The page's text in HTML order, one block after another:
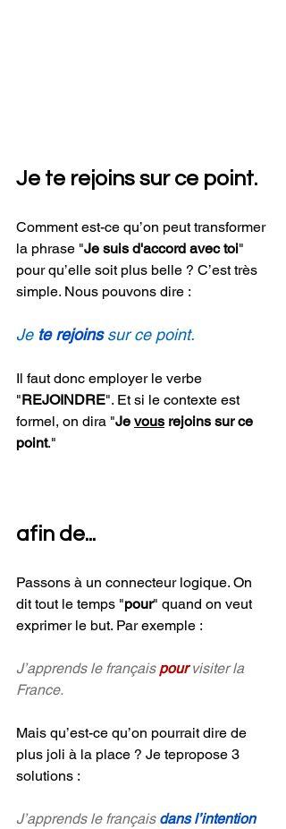
Je te rejoins sur ce point.
Comment est-ce qu’on peut transformer
la phrase "Je suis d'accord avec toi"
pour qu’elle soit plus belle ? C’est très
simple. Nous pouvons dire :
Je te rejoins sur ce point.
Il faut donc employer le verbe
"REJOINDRE". Et si le contexte est
formel, on dira "Je vous rejoins sur ce
point."
afin de...
Passons à un connecteur logique. On
dit tout le temps "pour" quand on veut
exprimer le but. Par exemple :
J’apprends le français pour visiter la
France.
Mais qu’est-ce qu’on pourrait dire de
plus joli à la place ? Je tepropose 3
solutions :
J’apprends le français dans l’intention